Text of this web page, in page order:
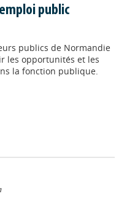
public
publics de Normandie
les opportunités et les
la fonction publique.